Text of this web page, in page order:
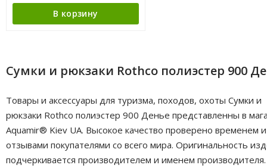
В корзину
Сумки и рюкзаки Rothco полиэстер 900
Товары и аксессуары для туризма, походов, охоты Сумки и
рюкзаки Rothco полиэстер 900 Денье представленны в
Aquamir® Kiev UA. Высокое качество проверено временем и
отзывами покупателями со всего мира. Оригинальность
подчеркивается производителем и именем производителя.